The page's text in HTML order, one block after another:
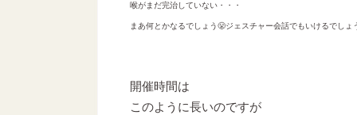
喉がまだ完治していない・・・
まあ何とかなるでしょう😤ジェスチャー会話でもいけるでしょ
開催時間は
このように長いのですが